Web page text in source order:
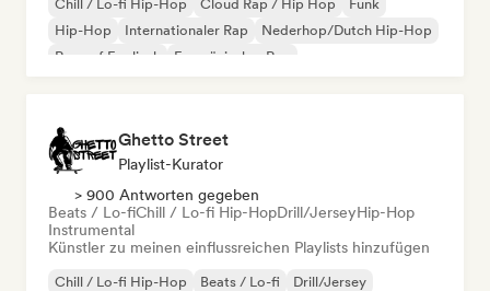
Chill / Lo-fi Hip-Hop Cloud Rap / Hip Hop
Funk
Hip-Hop
Internationaler Rap
Nederhop/Dutch Hip-Hop
Rap auf Englisch
Französischer Rap
Ghetto Street
Playlist-Kurator
> 900 Antworten gegeben
Beats / Lo-fiChill / Lo-fi Hip-HopDrill/JerseyHip-Hop
Instrumental
Künstler zu meinen einflussreichen Playlists hinzufügen
Chill / Lo-fi Hip-Hop Beats / Lo-fi
Drill/Jersey